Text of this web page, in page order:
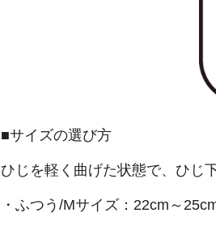
■サイズの選び方
ひじを軽く曲げた状態で、ひじ
・ふつう/Mサイズ：22cm～